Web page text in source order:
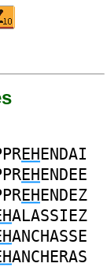
EHENDAI
EHENDEE
EHENDEZ
ALASSIEZ
ANCHASSE
ANCHERAS